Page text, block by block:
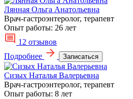
Лянная Ольга Анатольевна
Врач-гастроэнтеролог, терапевт
Опыт работы: 26 лет
12 отзывов
Подробнее
Записаться
Сизых Наталья Валерьевна
Врач-гастроэнтеролог, терапевт
Опыт работы: 8 лет